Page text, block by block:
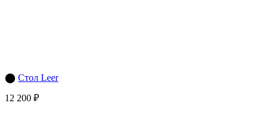
⬤ Стол Leer
12 200 ₽